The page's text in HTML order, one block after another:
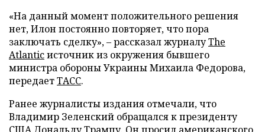
«На данный момент положительного решения
нет, Илон постоянно повторяет, что пора
заключать сделку», – рассказал журналуThe
Atlanticисточник из окружения бывшего
министра обороны Украины Михаила Федорова,
передаетТАСС.
Ранее журналисты издания отмечали, что
Владимир Зеленский обращался к президенту